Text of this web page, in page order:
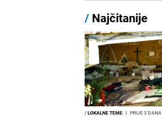
/ Najčitanije
/LOKALNE TEME I PRIJE 2 DANA